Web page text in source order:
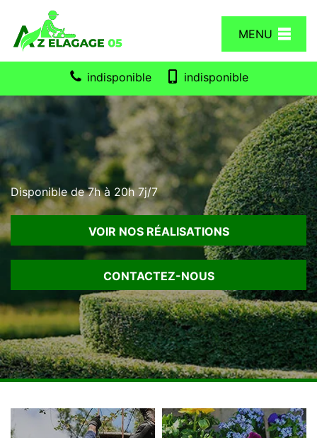
MENU
indisponible indisponible
Disponible de 7h à 20h 7j/7
VOIR NOS RÉALISATIONS
CONTACTEZ-NOUS